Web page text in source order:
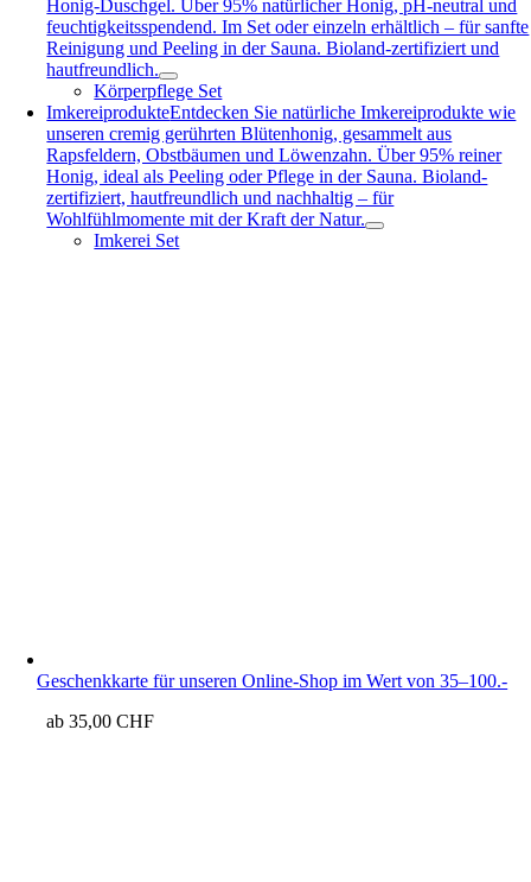
Honig-Duschgel. Über 95% natürlicher Honig, pH-neutral und
feuchtigkeitsspendend. Im Set oder einzeln erhältlich – für sanfte
Reinigung und Peeling in der Sauna. Bioland-zertifiziert und
hautfreundlich.
Körperpflege Set
ImkereiprodukteEntdecken Sie natürliche Imkereiprodukte wie
unseren cremig gerührten Blütenhonig, gesammelt aus
Rapsfeldern, Obstbäumen und Löwenzahn. Über 95% reiner
Honig, ideal als Peeling oder Pflege in der Sauna. Bioland-
zertifiziert, hautfreundlich und nachhaltig – für
Wohlfühlmomente mit der Kraft der Natur.
Imkerei Set
Geschenkkarte für unseren Online-Shop im Wert von 35–100.-
ab35,00CHF